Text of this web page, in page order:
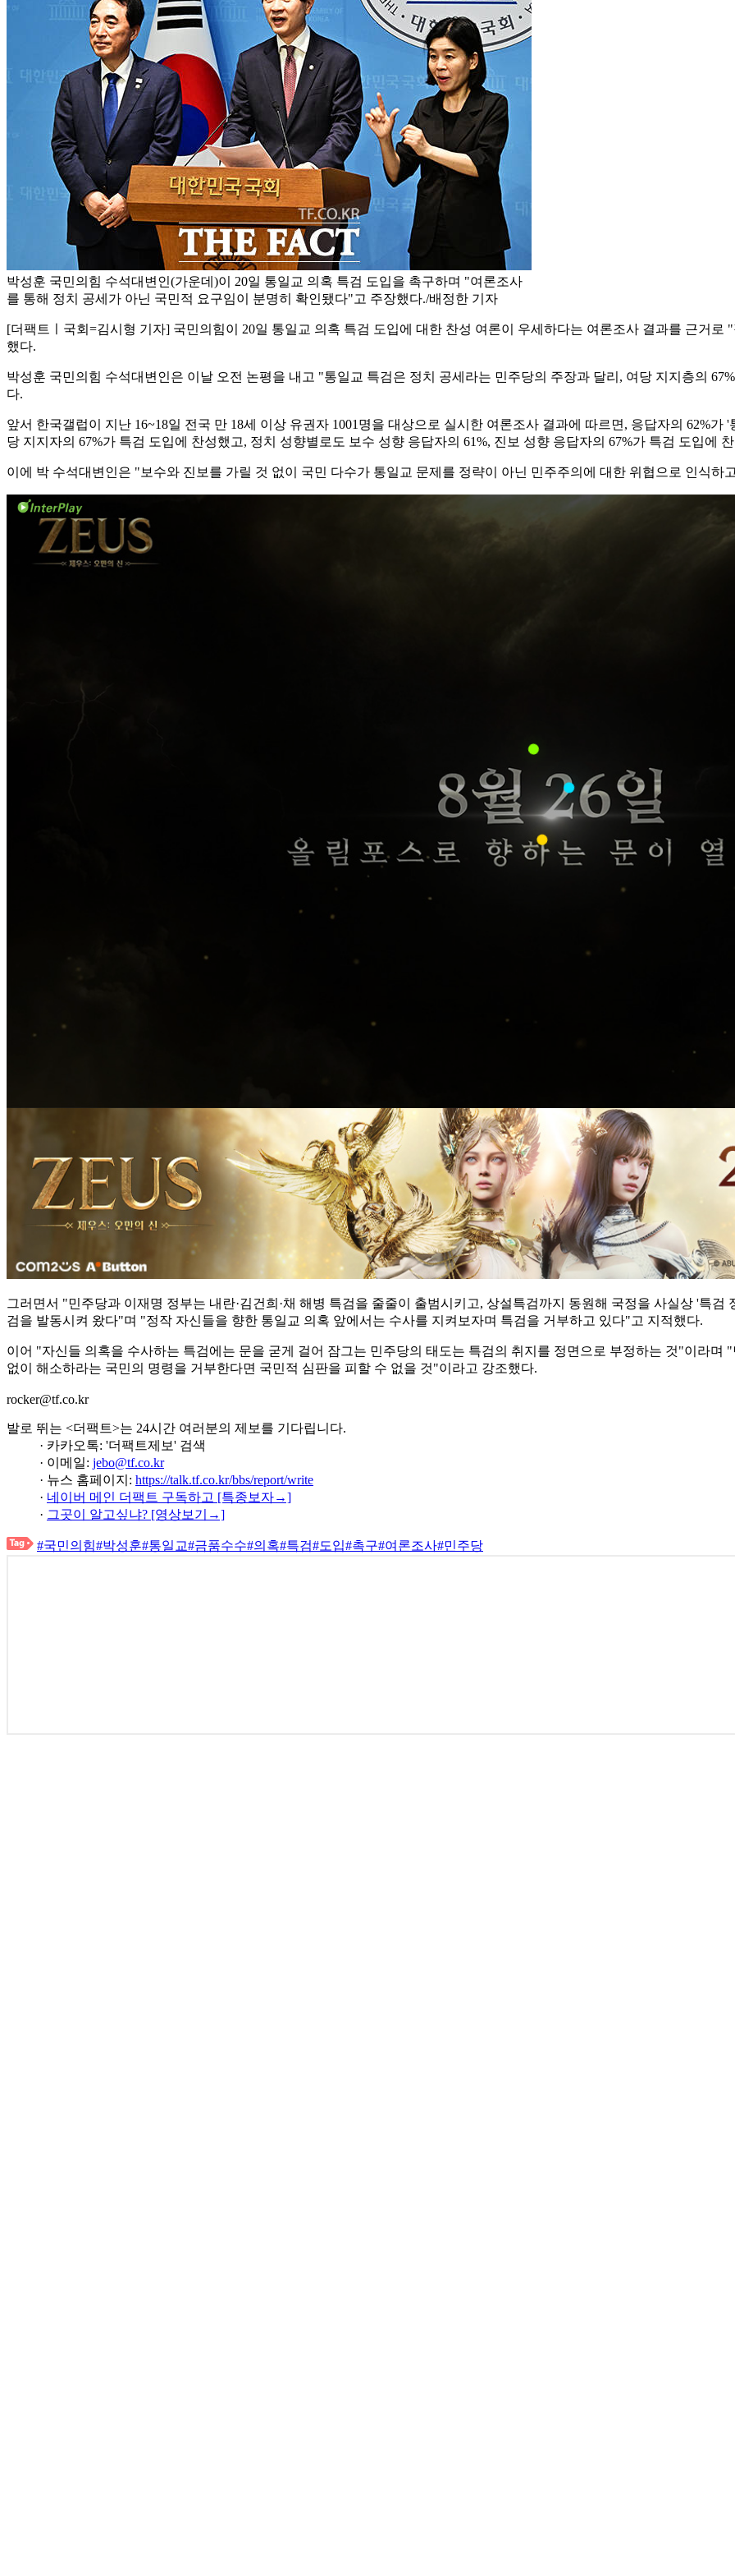
박성훈 국민의힘 수석대변인(가운데)이 20일 통일교 의혹 특검 도입을 촉구하며 "여론조사
를 통해 정치 공세가 아닌 국민적 요구임이 분명히 확인됐다"고 주장했다./배정한 기자
[더팩트ㅣ국회=김시형 기자] 국민의힘이 20일 통일교 의혹 특검 도입에 대한 찬성 여론이 우세하다는 여론조사 결과를 근거
했다.
박성훈 국민의힘 수석대변인은 이날 오전 논평을 내고 "통일교 특검은 정치 공세라는 민주당의 주장과 달리, 여당 지지층의
다.
앞서 한국갤럽이 지난 16~18일 전국 만 18세 이상 유권자 1001명을 대상으로 실시한 여론조사 결과에 따르면, 응답자의 62%
당 지지자의 67%가 특검 도입에 찬성했고, 정치 성향별로도 보수 성향 응답자의 61%, 진보 성향 응답자의 67%가 특검 도입에
이에 박 수석대변인은 "보수와 진보를 가릴 것 없이 국민 다수가 통일교 문제를 정략이 아닌 민주주의에 대한 위협으로 인식하
그러면서 "민주당과 이재명 정부는 내란·김건희·채 해병 특검을 줄줄이 출범시키고, 상설특검까지 동원해 국정을 사실상 '특
검을 발동시켜 왔다"며 "정작 자신들을 향한 통일교 의혹 앞에서는 수사를 지켜보자며 특검을 거부하고 있다"고 지적했다.
이어 "자신들 의혹을 수사하는 특검에는 문을 굳게 걸어 잠그는 민주당의 태도는 특검의 취지를 정면으로 부정하는 것"이라며
없이 해소하라는 국민의 명령을 거부한다면 국민적 심판을 피할 수 없을 것"이라고 강조했다.
rocker@tf.co.kr
발로 뛰는 <더팩트>는 24시간 여러분의 제보를 기다립니다.
· 카카오톡: '더팩트제보' 검색
· 이메일: jebo@tf.co.kr
· 뉴스 홈페이지: https://talk.tf.co.kr/bbs/report/write
· 네이버 메인 더팩트 구독하고 [특종보자→]
· 그곳이 알고싶냐? [영상보기→]
#국민의힘#박성훈#통일교#금품수수#의혹#특검#도입#촉구#여론조사#민주당